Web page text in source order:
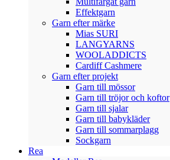
Effektgarn
Garn efter märke
Mias SURI
LANGYARNS
WOOLADDICTS
Cardiff Cashmere
Garn efter projekt
Garn till mössor
Garn till tröjor och koftor
Garn till sjalar
Garn till babykläder
Garn till sommarplagg
Sockgarn
Rea